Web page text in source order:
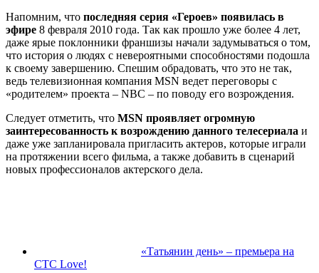
Напомним, что последняя серия «Героев» появилась в
эфире 8 февраля 2010 года. Так как прошло уже более 4 лет,
даже ярые поклонники франшизы начали задумываться о том,
что история о людях с невероятными способностями подошла
к своему завершению. Спешим обрадовать, что это не так,
ведь телевизионная компания MSN ведет переговоры с
«родителем» проекта – NBC – по поводу его возрождения.
Следует отметить, что MSN проявляет огромную
заинтересованность к возрождению данного телесериала и
даже уже запланировала пригласить актеров, которые играли
на протяжении всего фильма, а также добавить в сценарий
новых профессионалов актерского дела.
«Татьянин день» – премьера на
СТС Love!